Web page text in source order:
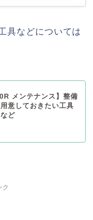
具などについては
メンテナンス】整備
意しておきたい工具
ど
ク